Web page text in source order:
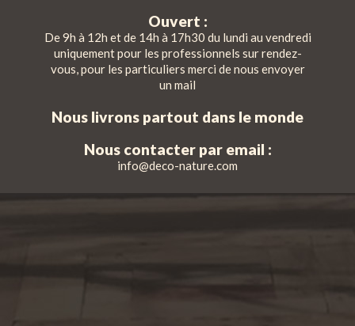
Ouvert :
De 9h à 12h et de 14h à 17h30 du lundi au vendredi
uniquement pour les professionnels sur rendez-
vous, pour les particuliers merci de nous envoyer
un mail
Nous livrons partout dans le monde
Nous contacter par email :
info@deco-nature.com